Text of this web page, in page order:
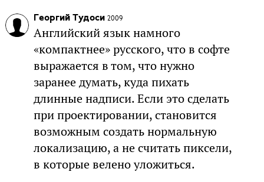
Георгий Тудоси 2009
Английский язык намного
«компактнее» русского, что в софте
выражается в том, что нужно
заранее думать, куда пихать
длинные надписи. Если это сделать
при проектировании, становится
возможным создать нормальную
локализацию, а не считать пиксели,
в которые велено уложиться.